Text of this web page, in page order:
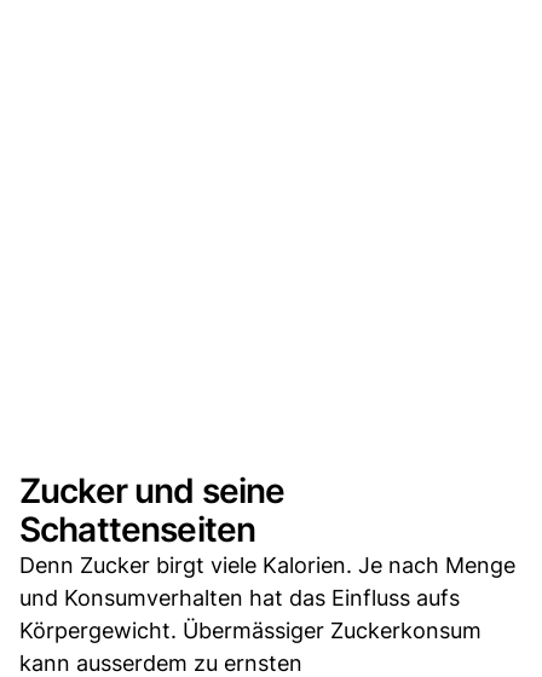
Zucker und seine
Schattenseiten
Denn Zucker birgt viele Kalorien. Je nach Menge
und Konsumverhalten hat das Einfluss aufs
Körpergewicht. Übermässiger Zuckerkonsum
kann ausserdem zu ernsten